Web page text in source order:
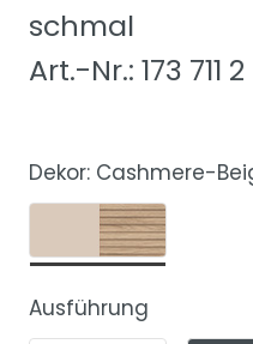
schmal
Art.-Nr.: 173 711 2
Dekor: Cashmere-
Ausführung